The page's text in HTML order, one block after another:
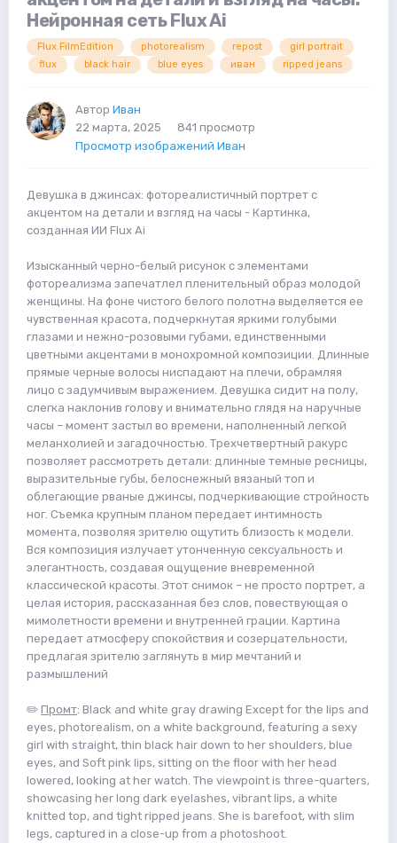
Нейронная сеть Flux Ai
Flux.FilmEdition photorealism repost
girl portrait
flux
black hair blue eyes иван ripped jeans
Автор Иван
22 марта, 2025
841 просмотр
Просмотр изображений Иван
Девушка в джинсах: фотореалистичный портрет с
акцентом на детали и взгляд на часы - Картинка,
созданная ИИ Flux Ai
Изысканный черно-белый рисунок с элементами
фотореализма запечатлел пленительный образ молодой
женщины. На фоне чистого белого полотна выделяется ее
чувственная красота, подчеркнутая яркими голубыми
глазами и нежно-розовыми губами, единственными
цветными акцентами в монохромной композиции. Длинные
прямые черные волосы ниспадают на плечи, обрамляя
лицо с задумчивым выражением. Девушка сидит на полу,
слегка наклонив голову и внимательно глядя на наручные
часы – момент застыл во времени, наполненный легкой
меланхолией и загадочностью. Трехчетвертный ракурс
позволяет рассмотреть детали: длинные темные ресницы,
выразительные губы, белоснежный вязаный топ и
облегающие рваные джинсы, подчеркивающие стройность
ног. Съемка крупным планом передает интимность
момента, позволяя зрителю ощутить близость к модели.
Вся композиция излучает утонченную сексуальность и
элегантность, создавая ощущение вневременной
классической красоты. Этот снимок – не просто портрет, а
целая история, рассказанная без слов, повествующая о
мимолетности времени и внутренней грации. Картина
передает атмосферу спокойствия и созерцательности,
предлагая зрителю заглянуть в мир мечтаний и
размышлений
✏️ Промт: Black and white gray drawing Except for the lips and
eyes, photorealism, on a white background, featuring a sexy
girl with straight, thin black hair down to her shoulders, blue
eyes, and Soft pink lips, sitting on the floor with her head
lowered, looking at her watch. The viewpoint is three-quarters,
showcasing her long dark eyelashes, vibrant lips, a white
knitted top, and tight ripped jeans. She is barefoot, with slim
legs, captured in a close-up from a photoshoot.